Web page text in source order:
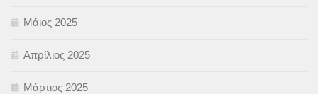
Μάιος 2025
Απρίλιος 2025
Μάρτιος 2025